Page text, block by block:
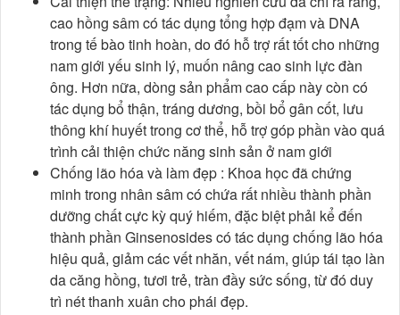
cao hồng sâm có tác dụng tổng hợp đạm và DNA
trong tế bào tinh hoàn, do đó hỗ trợ rất tốt cho những
nam giới yếu sinh lý, muốn nâng cao sinh lực đàn
ông. Hơn nữa, dòng sản phẩm cao cấp này còn có
tác dụng bổ thận, tráng dương, bồi bổ gân cốt, lưu
thông khí huyết trong cơ thể, hỗ trợ góp phần vào quá
trình cải thiện chức năng sinh sản ở nam giới
Chống lão hóa và làm đẹp : Khoa học đã chứng
minh trong nhân sâm có chứa rất nhiều thành phần
dưỡng chất cực kỳ quý hiếm, đặc biệt phải kể đến
thành phần Ginsenosides có tác dụng chống lão hóa
hiệu quả, giảm các vết nhăn, vết nám, giúp tái tạo làn
da căng hồng, tươi trẻ, tràn đầy sức sống, từ đó duy
trì nét thanh xuân cho phái đẹp.